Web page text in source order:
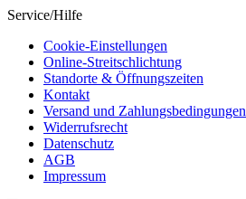
Service/Hilfe
Cookie-Einstellungen
Online-Streitschlichtung
Standorte & Öffnungszeiten
Kontakt
Versand und Zahlungsbedingungen
Widerrufsrecht
Datenschutz
AGB
Impressum